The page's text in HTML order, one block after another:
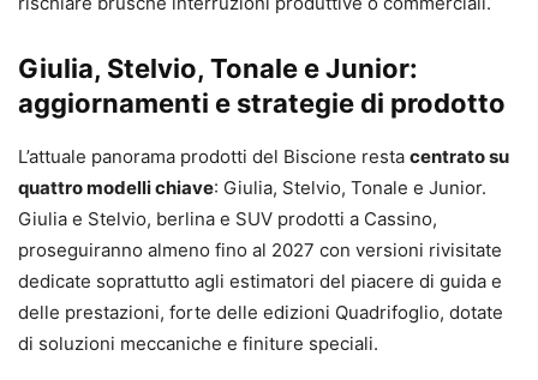
Giulia, Stelvio, Tonale e Junior:
aggiornamenti e strategie di prodotto
L’attuale panorama prodotti del Biscione resta centrato su
quattro modelli chiave: Giulia, Stelvio, Tonale e Junior.
Giulia e Stelvio, berlina e SUV prodotti a Cassino,
proseguiranno almeno fino al 2027 con versioni rivisitate
dedicate soprattutto agli estimatori del piacere di guida e
delle prestazioni, forte delle edizioni Quadrifoglio, dotate
di soluzioni meccaniche e finiture speciali.